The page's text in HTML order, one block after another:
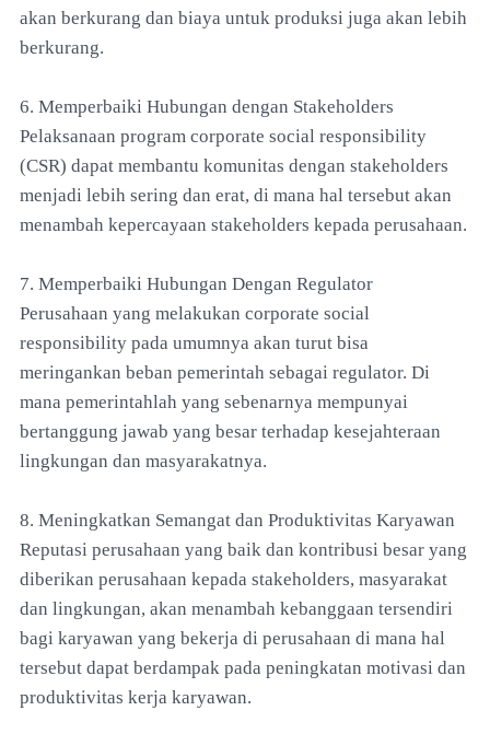
akan berkurang dan biaya untuk produksi juga akan lebih
berkurang.
6. Memperbaiki Hubungan dengan Stakeholders
Pelaksanaan program corporate social responsibility
(CSR) dapat membantu komunitas dengan stakeholders
menjadi lebih sering dan erat, di mana hal tersebut akan
menambah kepercayaan stakeholders kepada perusahaan.
7. Memperbaiki Hubungan Dengan Regulator
Perusahaan yang melakukan corporate social
responsibility pada umumnya akan turut bisa
meringankan beban pemerintah sebagai regulator. Di
mana pemerintahlah yang sebenarnya mempunyai
bertanggung jawab yang besar terhadap kesejahteraan
lingkungan dan masyarakatnya.
8. Meningkatkan Semangat dan Produktivitas Karyawan
Reputasi perusahaan yang baik dan kontribusi besar yang
diberikan perusahaan kepada stakeholders, masyarakat
dan lingkungan, akan menambah kebanggaan tersendiri
bagi karyawan yang bekerja di perusahaan di mana hal
tersebut dapat berdampak pada peningkatan motivasi dan
produktivitas kerja karyawan.